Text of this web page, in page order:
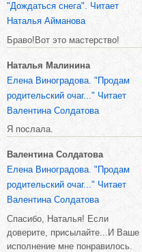
"Дождаться снега". Читает
Наталья Айманова
Браво!Вот это мастерство!
Наталья Малинина
Елена Виноградова. "Продам
родительский очаг..." Читает
Валентина Солдатова
Я послала.
Валентина Солдатова
Елена Виноградова. "Продам
родительский очаг..." Читает
Валентина Солдатова
Спасибо, Наталья! Если
доверите, присылайте...И Ваше
исполнение мне понравилось.